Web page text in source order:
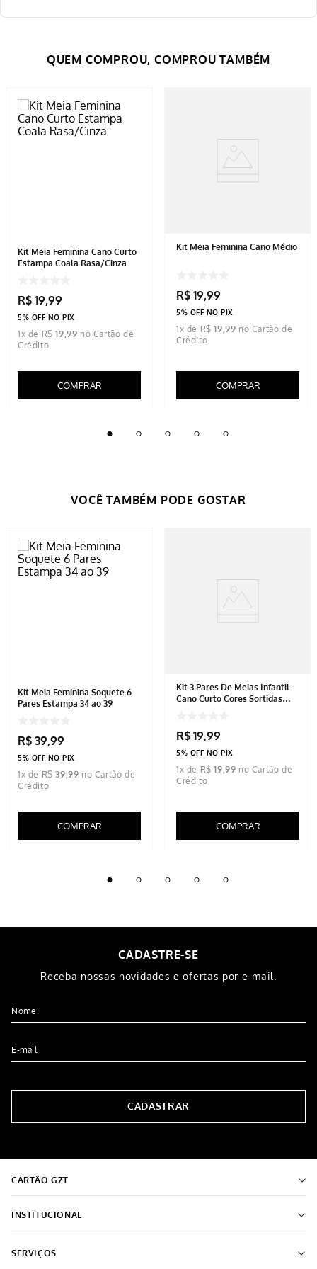
Kit Meia Feminina Cano Curto
Estampa Coala Rasa/Cinza
R$ 19,99
5% OFF NO PIX
1x de R$ 19 ,99
COMPRAR
Kit Meia Feminina Cano Médio
R$ 19,99
5% OFF NO PIX
1x de R$ 19 ,99
COMPRAR
Kit Meia Feminina Soquete 6
Pares Estampa 34 ao 39
R$ 39,99
5% OFF NO PIX
1x de R$ 39 ,99
COMPRAR
Kit 3 Pares De Meias Infantil
Cano Curto Cores Sortidas
R$ 19,99
5% OFF NO PIX
1x de R$ 19 ,99
COMPRAR
CADASTRE-SE
Receba nossas novidades e ofertas por e-mail.
CADASTRAR
CARTÃO GZT
INSTITUCIONAL
SERVIÇOS